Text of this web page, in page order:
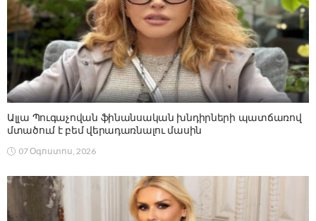
Ալլա Պուգաչովան ֆինանսական խնդիրների պատճառով
մտածում է բեմ վերադառնալու մասին
07 Օգոստոս, 2026